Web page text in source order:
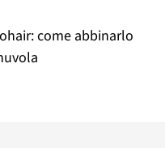
come abbinarlo